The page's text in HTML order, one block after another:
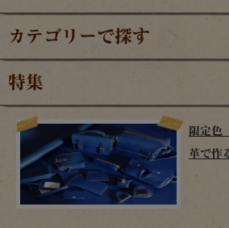
カテゴリーで探す
特集
限定色
革で作